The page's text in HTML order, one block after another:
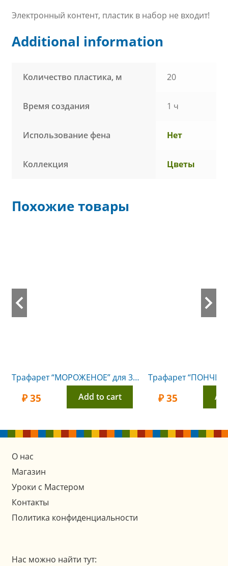
Электронный контент, пластик в набор не входит!
Additional information
Количество пластика, м 20
Время создания 1 ч
Использование фена Нет
Коллекция Цветы
Похожие товары
Трафарет “МОРОЖЕНОЕ” для 3D ручки
₽35 Add to cart ₽35
О нас
Магазин
Уроки с Мастером
Контакты
Политика конфиденциальности
Нас можно найти тут: